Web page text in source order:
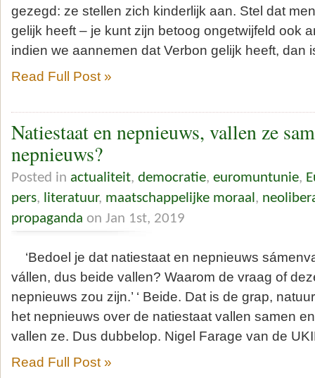
gezegd: ze stellen zich kinderlijk aan. Stel dat
gelijk heeft – je kunt zijn betoog ongetwijfeld ook
indien we aannemen dat Verbon gelijk heeft, dan
Read Full Post »
Natiestaat en nepnieuws, vallen ze
nepnieuws?
Posted in actualiteit, democratie, euromuntunie,
pers, literatuur, maatschappelijke moraal,
propaganda on Jan 1st, 2019
‘Bedoel je dat natiestaat en nepnieuws
vállen, dus beide vallen? Waarom de vraag of
nepnieuws zou zijn.’ ‘ Beide. Dat is de grap,
het nepnieuws over de natiestaat vallen samen
vallen ze. Dus dubbelop. Nigel Farage van de
Read Full Post »